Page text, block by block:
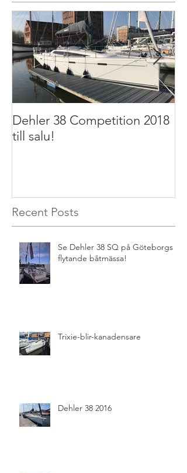
Dehler 38 Competition 2018
till salu!
Recent Posts
Se Dehler 38 SQ på Göteborgs
flytande båtmässa!
Trixie-blir-kanadensare
Dehler 38 2016